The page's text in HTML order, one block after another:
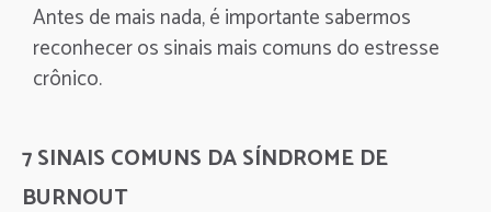
Antes de mais nada, é importante sabermos
reconhecer os sinais mais comuns do estresse
crônico.
7 SINAIS COMUNS DA SÍNDROME DE
BURNOUT